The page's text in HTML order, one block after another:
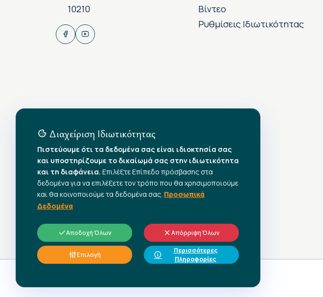
10210
Βίντεο
Ρυθμίσεις Ιδιωτικότητας
Διαχείριση Ιδιωτικότητας
Πιστεύουμε ότι τα δεδομένα σας είναι ιδιοκτησία σας
και υποστηρίζουμε το δικαίωμά σας στην ιδιωτικότητα
και τη διαφάνεια. Επιλέξτε Επίπεδο πρόσβασης στα
δεδομένα για να επιλέξετε τον τρόπο που θα χρησιμοποιούμε
και θα κοινοποιούμε τα δεδομένα σας. Προσωπικά
Δεδομένα
Αποδοχή Όλων Απόρριψη Όλων
Επιλογή
Περισσότερες
Πληροφορίες